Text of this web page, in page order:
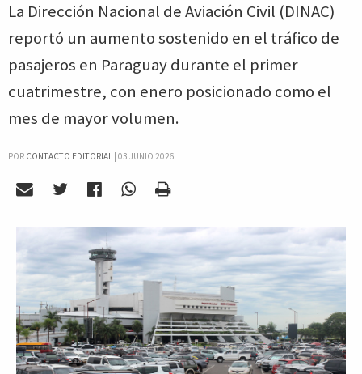
La Dirección Nacional de Aviación Civil (DINAC)
reportó un aumento sostenido en el tráfico de
pasajeros en Paraguay durante el primer
cuatrimestre, con enero posicionado como el
mes de mayor volumen.
POR CONTACTO EDITORIAL| 03 JUNIO 2026